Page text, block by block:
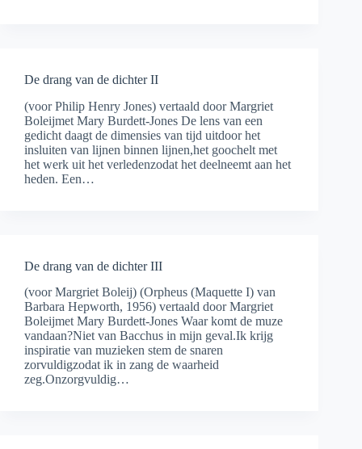
De drang van de dichter II
(voor Philip Henry Jones) vertaald door Margriet
Boleijmet Mary Burdett-Jones De lens van een
gedicht daagt de dimensies van tijd uitdoor het
insluiten van lijnen binnen lijnen,het goochelt met
het werk uit het verledenzodat het deelneemt aan het
heden. Een…
De drang van de dichter III
(voor Margriet Boleij) (Orpheus (Maquette I) van
Barbara Hepworth, 1956) vertaald door Margriet
Boleijmet Mary Burdett-Jones Waar komt de muze
vandaan?Niet van Bacchus in mijn geval.Ik krijg
inspiratie van muzieken stem de snaren
zorvuldigzodat ik in zang de waarheid
zeg.Onzorgvuldig…